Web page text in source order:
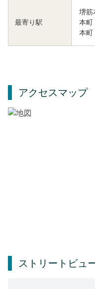
最寄り駅
堺筋
本町
本町
アクセスマップ
ストリートビュ